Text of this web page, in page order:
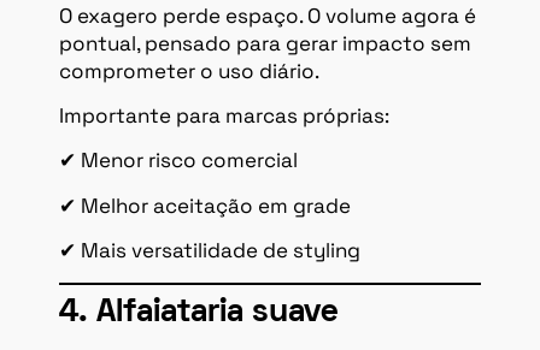
O exagero perde espaço. O volume agora é
pontual, pensado para gerar impacto sem
comprometer o uso diário.
Importante para marcas próprias:
✔ Menor risco comercial
✔ Melhor aceitação em grade
✔ Mais versatilidade de styling
4. Alfaiataria suave